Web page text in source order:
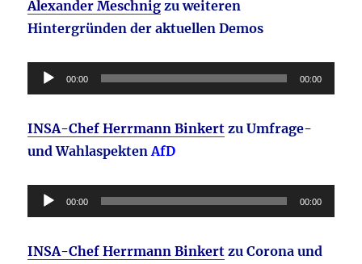
Alexander Meschnig zu weiteren
Hintergründen der aktuellen Demos
Audio-
Player
00:00 00:00
INSA-Chef Herrmann Binkert zu Umfrage-
und Wahlaspekten AfD
Audio-
Player
00:00 00:00
INSA-Chef Herrmann Binkert zu Corona und